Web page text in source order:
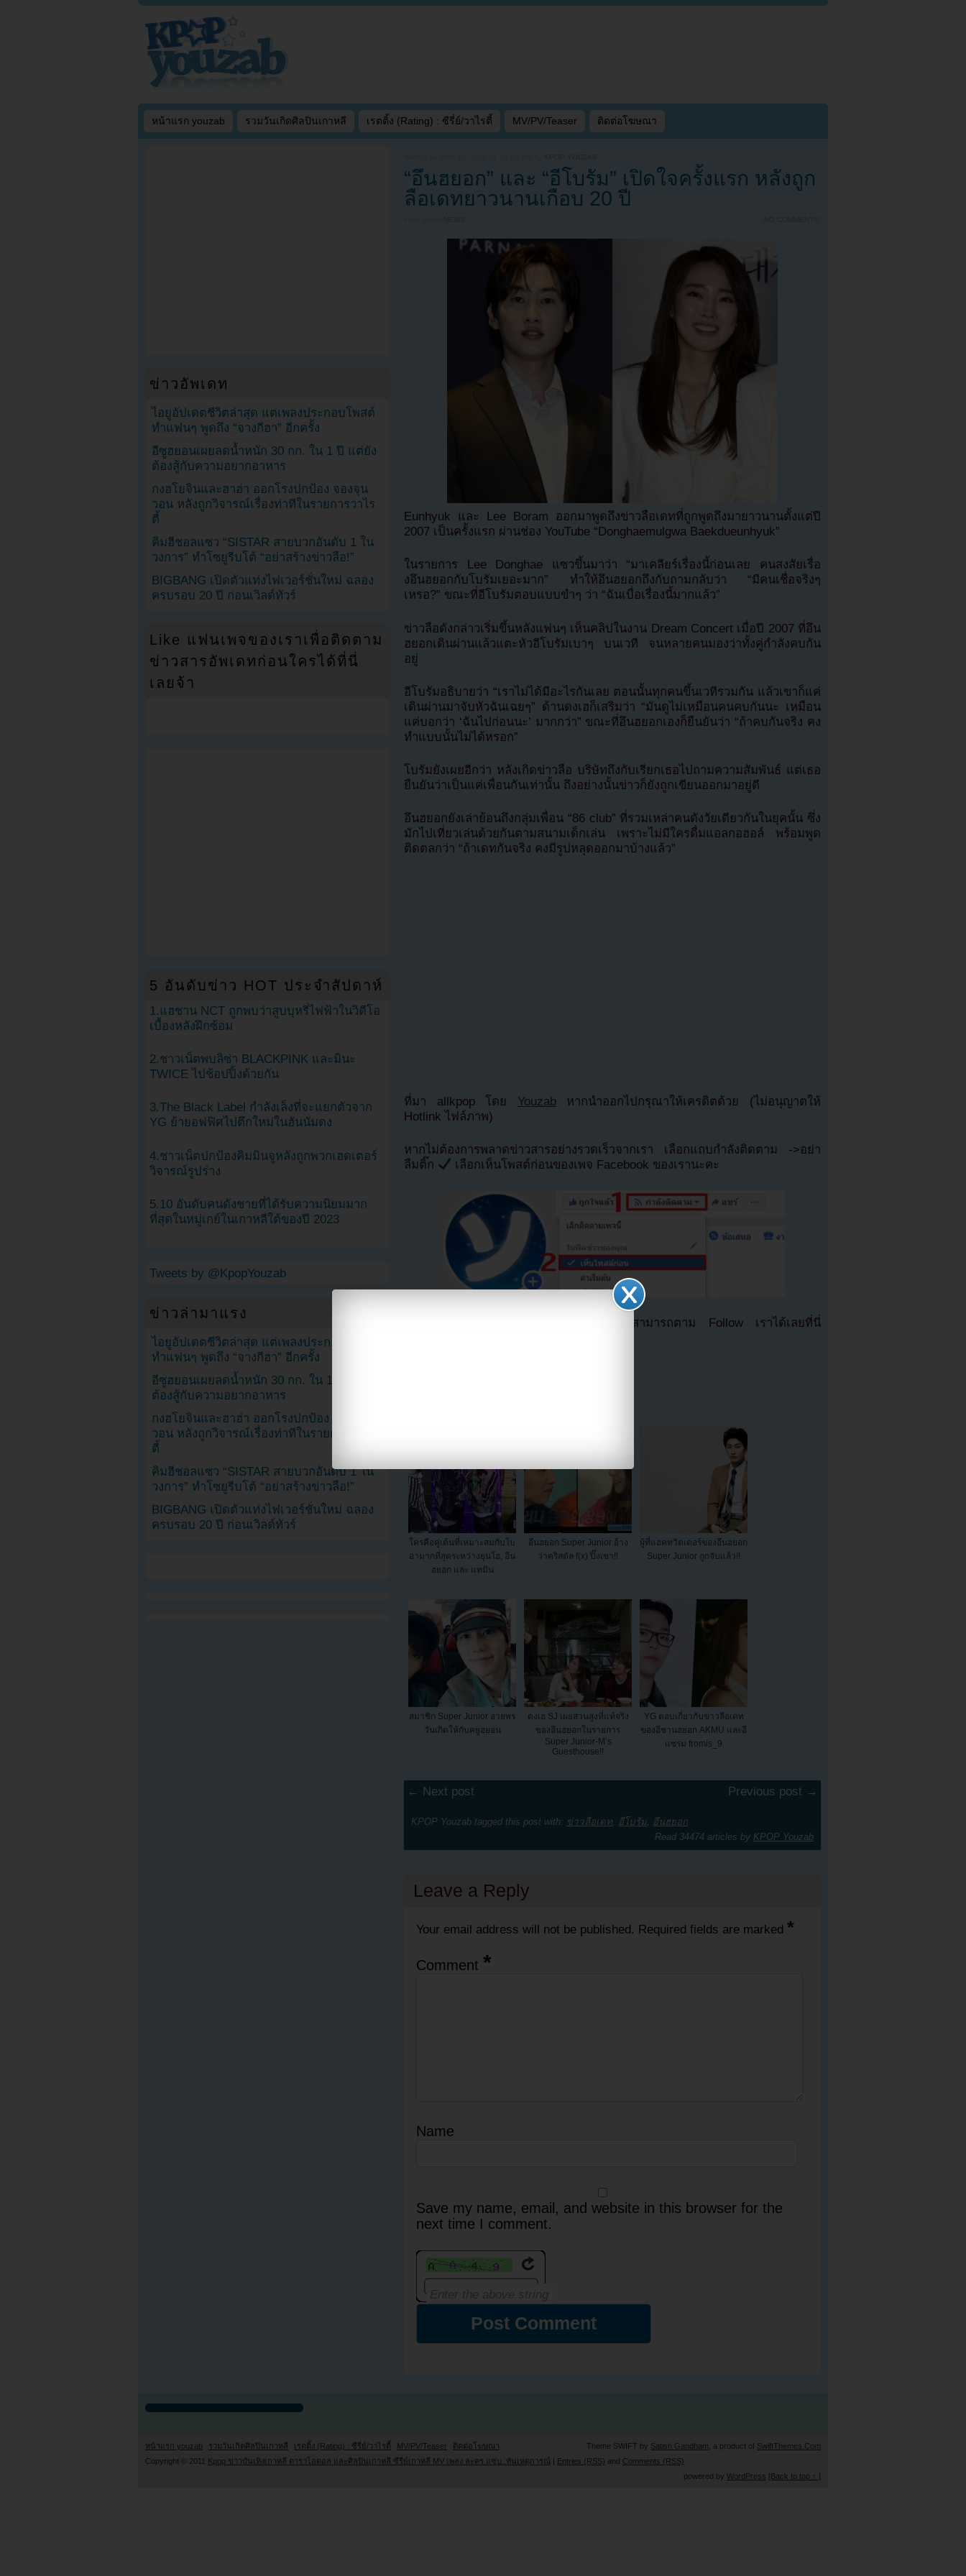
หน้าแรก youzab รวมวันเกิดศิลปินเกาหลี เรตติ้ง (Rating) : ซีรี่ย์/วาไรตี้ MV/PV/Teaser ติดต่อโฆษณา
KPOP YOUZAB
“อึนฮยอก” และ “อีโบรัม” เปิดใจครั้งแรก หลังถูก
ลือเดทยาวนานเกือบ 20 ปี
NEWS NO COMMENTS
Eunhyuk และ Lee Boram ออกมาพูดถึงข่าวลือเดทที่ถูกพูดถึงมายาวนานตั้งแต่ปี
2007 เป็นครั้งแรก ผ่านช่อง YouTube “Donghaemulgwa Baekdueunhyuk”
ในรายการ Lee Donghae แซวขึ้นมาว่า “มาเคลียร์เรื่องนี้ก่อนเลย คนสงสัยเรื่อ
งอึนฮยอกกับโบรัมเยอะมาก” ทำให้อึนฮยอกถึงกับถามกลับว่า “มีคนเชื่อจริงๆ
เหรอ?” ขณะที่อีโบรัมตอบแบบขำๆ ว่า “ฉันเบื่อเรื่องนี้มากแล้ว”
ข่าวลือดังกล่าวเริ่มขึ้นหลังแฟนๆ เห็นคลิปในงาน Dream Concert เมื่อปี 2007 ที่อึน
ฮยอกเดินผ่านแล้วแตะหัวอีโบรัมเบาๆ บนเวที จนหลายคนมองว่าทั้งคู่กำลังคบกัน
อยู่
อีโบรัมอธิบายว่า “เราไม่ได้มีอะไรกันเลย ตอนนั้นทุกคนขึ้นเวทีรวมกัน แล้วเขาก็แค่
เดินผ่านมาจับหัวฉันเฉยๆ” ด้านดงเฮก็เสริมว่า “มันดูไม่เหมือนคนคบกันนะ เหมือน
แค่บอกว่า ‘ฉันไปก่อนนะ’ มากกว่า” ขณะที่อึนฮยอกเองก็ยืนยันว่า “ถ้าคบกันจริง คง
ทำแบบนั้นไม่ได้หรอก”
โบรัมยังเผยอีกว่า หลังเกิดข่าวลือ บริษัทถึงกับเรียกเธอไปถามความสัมพันธ์ แต่เธอ
ยืนยันว่าเป็นแค่เพื่อนกันเท่านั้น ถึงอย่างนั้นข่าวก็ยังถูกเขียนออกมาอยู่ดี
อึนฮยอกยังเล่าย้อนถึงกลุ่มเพื่อน “86 club” ที่รวมเหล่าคนดังวัยเดียวกันในยุคนั้น ซึ่ง
มักไปเที่ยวเล่นด้วยกันตามสนามเด็กเล่น เพราะไม่มีใครดื่มแอลกอฮอล์ พร้อมพูด
ติดตลกว่า “ถ้าเดทกันจริง คงมีรูปหลุดออกมาบ้างแล้ว”
ที่มา allkpop โดย Youzabหากนำออกไปกรุณาให้เครดิตด้วย (ไม่อนุญาตให้
Hotlink ไฟล์ภาพ)
หากไม่ต้องการพลาดข่าวสารอย่างรวดเร็วจากเรา เลือกแถบกำลังติดตาม ->อย่า
ลืมติ๊ก
เลือกเห็นโพสต์ก่อนของเพจ Facebook ของเรานะคะ
ตอนนี้แฟนๆสามารถติดตามเราได้อีกช่องทางสามารถตาม Follow เราได้เลยที่นี่
ใครคือคู่เต้นที่เหมาะสมกับโบ
อามากที่สุดระหว่างยุนโฮ, อึน
ฮยอก และ แทมิน
อึนฮยอก Super Junior อ้าง
ว่าคริสตัล f(x) ปิ๊งเขา!!
ผู้ที่แฮคทวิตเตอร์ของอึนฮยอก
Super Junior ถูกจับแล้ว!!
สมาชิก Super Junior อวยพร
วันเกิดให้กับคยูฮยอน
ดงเฮ SJ เผยส่วนสูงที่แท้จริง
ของอึนฮยอกในรายการ
Super Junior-M’s
Guesthouse!!
YG ตอบเกี่ยวกับข่าวลือเดท
ของอีชานฮยอก AKMU และอี
แซรม fromis_9
← Next post Previous post →
KPOP Youzab tagged this post with: ข่าวลือเดท อีโบรัม
อึนฮยอก
Read 34474 articles by KPOP Youzab
Leave a Reply
Your email address will not be published. Required fields are marked *
Comment *
Name
Save my name, email, and website in this browser for the
next time I comment.
ข่าวอัพเดท
ไอยูอัปเดตชีวิตล่าสุด แต่เพลงประกอบโพสต์
ทำแฟนๆ พูดถึง “จางกีฮา” อีกครั้ง
อีซูฮยอนเผยลดน้ำหนัก 30 กก. ใน 1 ปี แต่ยัง
ต้องสู้กับความอยากอาหาร
กงฮโยจินและฮาฮ่า ออกโรงปกป้อง จองจุน
วอน หลังถูกวิจารณ์เรื่องท่าทีในรายการวาไร
ตี้
คิมฮีชอลแซว “SISTAR สายบวกอันดับ 1 ใน
วงการ” ทำโซยูรีบโต้ “อย่าสร้างข่าวลือ!”
BIGBANG เปิดตัวแท่งไฟเวอร์ชั่นใหม่ ฉลอง
ครบรอบ 20 ปี ก่อนเวิลด์ทัวร์
Like แฟนเพจของเราเพื่อติดตาม
ข่าวสารอัพเดทก่อนใครได้ที่นี่
เลยจ้า
5 อันดับข่าว HOT ประจำสัปดาห์
1.แฮชาน NCT ถูกพบว่าสูบบุหรี่ไฟฟ้าในวิดีโอ
เบื้องหลังฝึกซ้อม
2.ชาวเน็ตพบลิซ่า BLACKPINK และมินะ
TWICE ไปช้อปปิ้งด้วยกัน
3.The Black Label กำลังเล็งที่จะแยกตัวจาก
YG ย้ายอฟฟิศไปตึกใหม่ในฮันนัมดง
4.ชาวเน็ตปกป้องคิมมินจูหลังถูกพวกเฮดเตอร์
วิจารณ์รูปร่าง
5.10 อันดับคนดังชายที่ได้รับความนิยมมาก
ที่สุดในหมู่เกย์ในเกาหลีใต้ของปี 2023
Tweets by @KpopYouzab
ข่าวล่ามาแรง
ไอยูอัปเดตชีวิตล่าสุด แต่เพลงประกอบโพสต์
ทำแฟนๆ พูดถึง “จางกีฮา” อีกครั้ง
อีซูฮยอนเผยลดน้ำหนัก 30 กก. ใน 1 ปี แต่ยัง
ต้องสู้กับความอยากอาหาร
กงฮโยจินและฮาฮ่า ออกโรงปกป้อง จองจุน
วอน หลังถูกวิจารณ์เรื่องท่าทีในรายการวาไร
ตี้
คิมฮีชอลแซว “SISTAR สายบวกอันดับ 1 ใน
วงการ” ทำโซยูรีบโต้ “อย่าสร้างข่าวลือ!”
BIGBANG เปิดตัวแท่งไฟเวอร์ชั่นใหม่ ฉลอง
ครบรอบ 20 ปี ก่อนเวิลด์ทัวร์
หน้าแรก youzab รวมวันเกิดศิลปินเกาหลี เรตติ้ง (Rating) : ซีรี่ย์/วาไรตี้ MV/PV/Teaser ติดต่อโฆษณา Theme SWIFT by Satish Gandham , a product of SwiftThemes.Com
Copyright © 2011 Kpop ข่าวบันเทิงเกาหลี ดาราไอดอล และศิลปินเกาหลี ซีรี่ย์เกาหลี MV เพลง ละคร แซ่บ..ทันเหตุการณ์ | Entries (RSS) and Comments (RSS)
powered by WordPress [Back to top ↑ ]